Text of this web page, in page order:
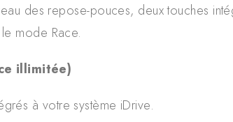
des repose-pouces, deux touches
mode Race.
illimitée)
à votre système iDrive.